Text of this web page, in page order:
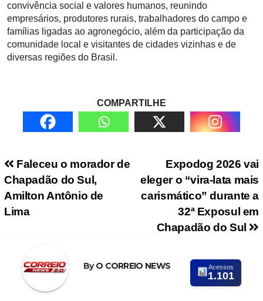
convivência social e valores humanos, reunindo
empresários, produtores rurais, trabalhadores do campo e
famílias ligadas ao agronegócio, além da participação da
comunidade local e visitantes de cidades vizinhas e de
diversas regiões do Brasil.
COMPARTILHE
Navegação de PostExpodog 2026 vai
eleger o “vira-lata mais
carismático” durante a
32ª Exposul em
Chapadão do Sul
Faleceu o morador de
Chapadão do Sul,
Amilton Antônio de
Lima
ByO CORREIO NEWS Acessos
1.101